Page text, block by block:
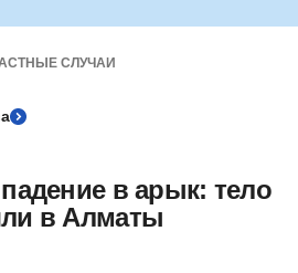
СЛУЧАИ
в арык: тело
в Алматы